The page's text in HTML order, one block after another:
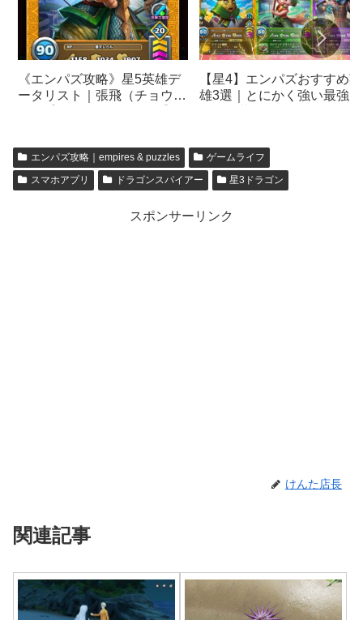
《エンパズ攻略》星5英雄デ
ータリスト｜張飛（チョウ
【星4】エンパズおすすめ英
雄3選｜とにかく強い最強エ
エンパズ攻略｜empires & puzzles
ゲームライフ
スマホアプリ
ドラゴンスパイアー 星3ドラゴン
スポンサーリンク
けんた店長
関連記事